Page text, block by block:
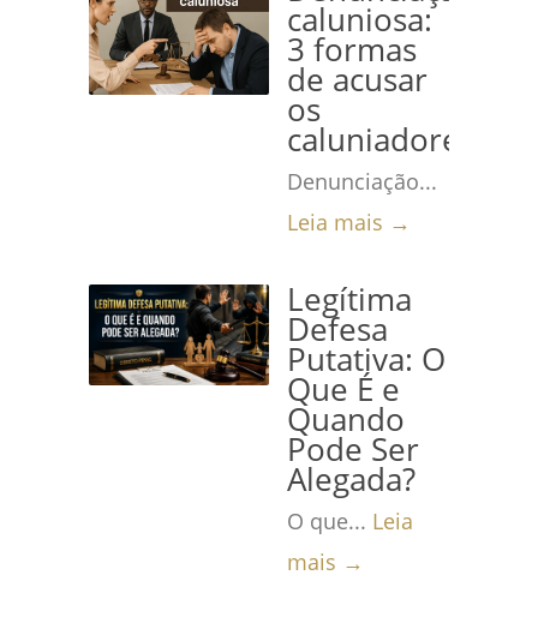
caluniosa:
3 formas
de acusar
os
caluniadores
Denunciação...
Leia mais →
Legítima
Defesa
Putativa: O
Que É e
Quando
Pode Ser
Alegada?
O que... Leia
mais →